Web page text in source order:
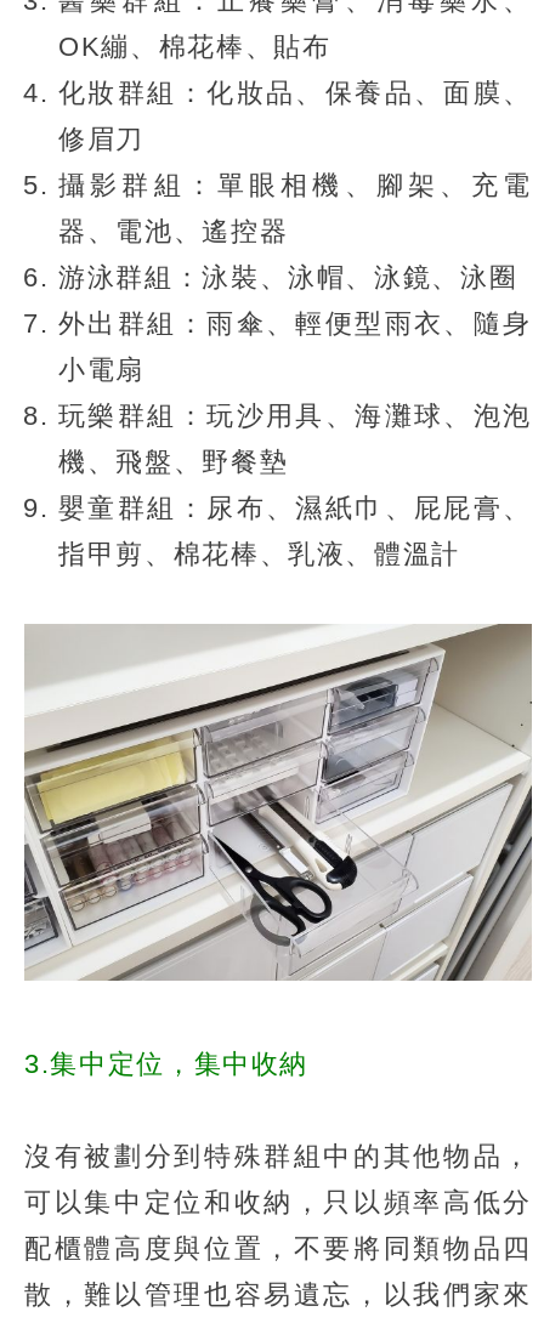
OK繃、棉花棒、貼布
化妝群組：化妝品、保養品、面膜、
修眉刀
攝影群組：單眼相機、腳架、充電
器、電池、遙控器
游泳群組：泳裝、泳帽、泳鏡、泳圈
外出群組：雨傘、輕便型雨衣、隨身
小電扇
玩樂群組：玩沙用具、海灘球、泡泡
機、飛盤、野餐墊
嬰童群組：尿布、濕紙巾、屁屁膏、
指甲剪、棉花棒、乳液、體溫計
3.集中定位，集中收納
沒有被劃分到特殊群組中的其他物品，
可以集中定位和收納，只以頻率高低分
配櫃體高度與位置，不要將同類物品四
散，難以管理也容易遺忘，以我們家來